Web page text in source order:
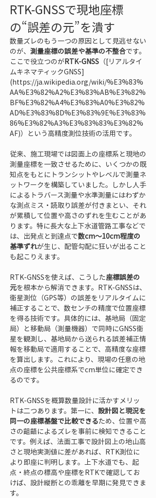
RTK-GNSSで現地座標
の“誤差の元”を潰す
数量ズレのもう一つの原因として見逃せない
のが、 測量座標の誤差や基準の不整合です。
ここで役立つのがRTK-GNSS （[リアルタイ
ムキネマティックGNSS]
(https://ja.wikipedia.org/wiki/%E3%83%
AA%E3%82%A2%E3%83%AB%E3%82%
BF%E3%82%A4%E3%83%A0%E3%82%
AD%E3%83%8D%E3%83%9E%E3%83%
86%E3%82%A3%E3%83%83%E3%82%
AF)）という高精度測位技術の活用です。
従来、施工現場では図面上の座標系と現地の
測量座標を一致させるために、いくつかの既
知点をもとにトランシットやレベルで測量ネ
ットワークを構築していました。しかし人手
によるトラバース測量や水準測量にはわずか
な測点ミス・読取り誤差が付きまとい、それ
が累積して位置や高さのずれを生むことがあ
ります。特に長大な上下水道管路工事などで
は、出発点と到達点で数cm〜10cm程度の
基準ずれが生じ、配管勾配に狂いが出ること
も起こりえます。
RTK-GNSSを使えば、こうした座標誤差の
元を根本から解消できます。RTK-GNSSは、
衛星測位（GPS等）の誤差をリアルタイムに
補正することで、数センチの精度で位置座標
を得る技術です。具体的には、基地局（固定
局）と移動局（測量機器）で同時にGNSS衛
星を観測し、基地局から送られる誤差補正情
報を移動局で適用することで、高精度な座標
を算出します。これにより、現場の任意の地
点の座標を公共座標系でcm単位に確定でき
るのです。
RTK-GNSSを概算数量設計に活かすメリッ
トは二つあります。第一に、 設計図と現況を
同一の座標基盤で比較できるため、位置や高
さの齟齬によるズレを事前に検知できること
です。例えば、法面工事で設計図上の地山高
さと現地実測値に差があれば、RTK測位に
より即座に判明します。上下水道でも、起
点・終点の標高や座標をRTKで確認してお
けば、設計縦断との乖離を早期に発見できま
す。